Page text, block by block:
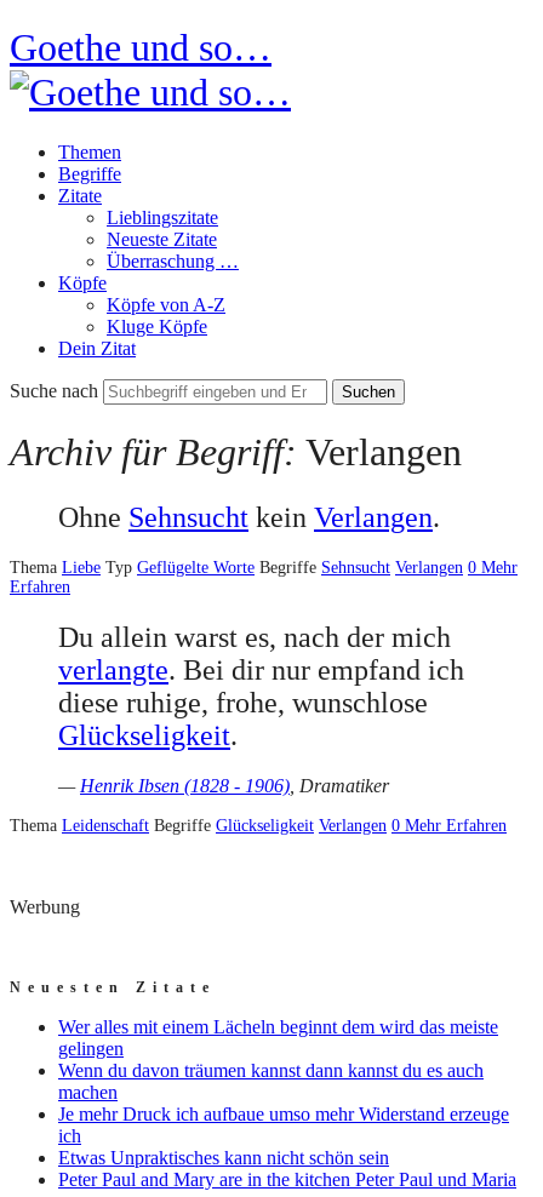
Goethe und so…
Themen
Begriffe
Zitate
Lieblingszitate
Neueste Zitate
Überraschung …
Köpfe
Köpfe von A-Z
Kluge Köpfe
Dein Zitat
Suche nach
Archiv für Begriff: Verlangen
Ohne Sehnsucht kein Verlangen.
Thema Liebe Typ Geflügelte Worte Begriffe Sehnsucht Verlangen 0 Mehr
Erfahren
Du allein warst es, nach der mich
verlangte. Bei dir nur empfand ich
diese ruhige, frohe, wunschlose
Glückseligkeit.
—Henrik Ibsen (1828 - 1906), Dramatiker
Thema Leidenschaft Begriffe Glückseligkeit Verlangen 0 Mehr Erfahren
Werbung
Neuesten Zitate
Wer alles mit einem Lächeln beginnt dem wird das meiste
gelingen
Wenn du davon träumen kannst dann kannst du es auch
machen
Je mehr Druck ich aufbaue umso mehr Widerstand erzeuge
ich
Etwas Unpraktisches kann nicht schön sein
Peter Paul and Mary are in the kitchen Peter Paul und Maria